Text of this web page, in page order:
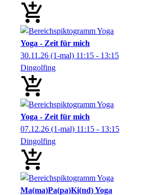
Yoga - Zeit für mich
30.11.26 (1-mal) 11:15 - 13:15
Dingolfing
Yoga - Zeit für mich
07.12.26 (1-mal) 11:15 - 13:15
Dingolfing
Ma(ma)Pa(pa)Ki(nd) Yoga